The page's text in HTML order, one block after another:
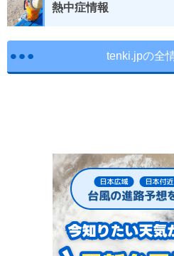
熱中症情報
tenki.jpの全